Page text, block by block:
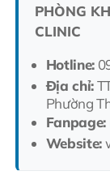
PHÒNG
CLINIC
Hotline:
Địa chỉ:
Phường
Fanpage:
Website: